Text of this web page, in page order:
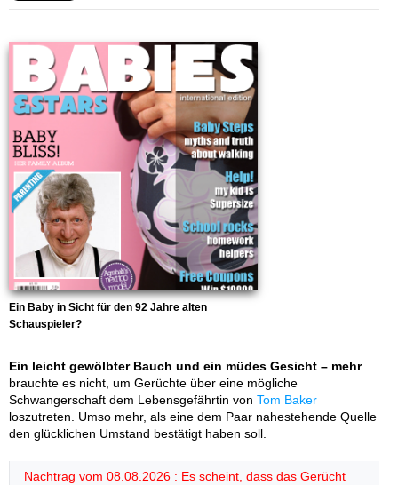
Ein Baby in Sicht für den 92 Jahre alten
Schauspieler?
Ein leicht gewölbter Bauch und ein müdes Gesicht – mehr
brauchte es nicht, um Gerüchte über eine mögliche
Schwangerschaft dem Lebensgefährtin von Tom Baker
loszutreten. Umso mehr, als eine dem Paar nahestehende Quelle
den glücklichen Umstand bestätigt haben soll.
Nachtrag vom 08.08.2026 : Es scheint, dass das Gerücht